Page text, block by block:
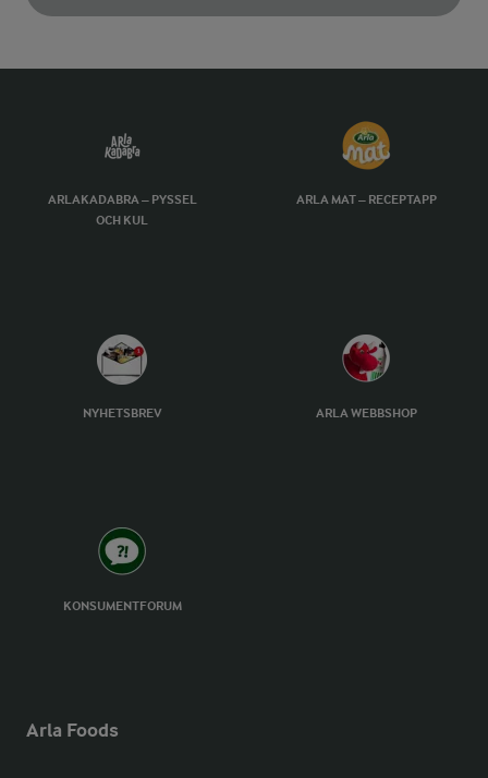
ARLAKADABRA – PYSSEL
OCH KUL
ARLA MAT – RECEPTAPP
NYHETSBREV ARLA WEBBSHOP
KONSUMENTFORUM
Arla Foods